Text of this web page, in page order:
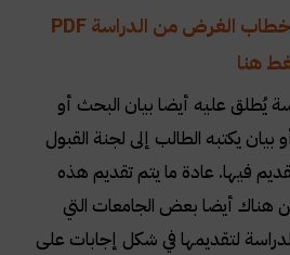
وللاطلاع على نموذج خطاب الغرض من الدراسة PDF
هنا
يُطلق عليه أيضا بيان البحث أو
بيان يكتبه الطالب إلى لجنة القبول
فيها. عادة ما يتم تقديم هذه
هناك أيضا بعض الجامعات التي
لتقديمها في شكل إجابات على